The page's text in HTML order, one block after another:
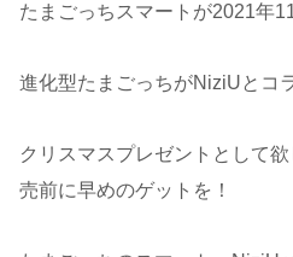
たまごっちスマートが2021年
進化型たまごっちがNiziUとコ
クリスマスプレゼントとして
売前に早めのゲットを！